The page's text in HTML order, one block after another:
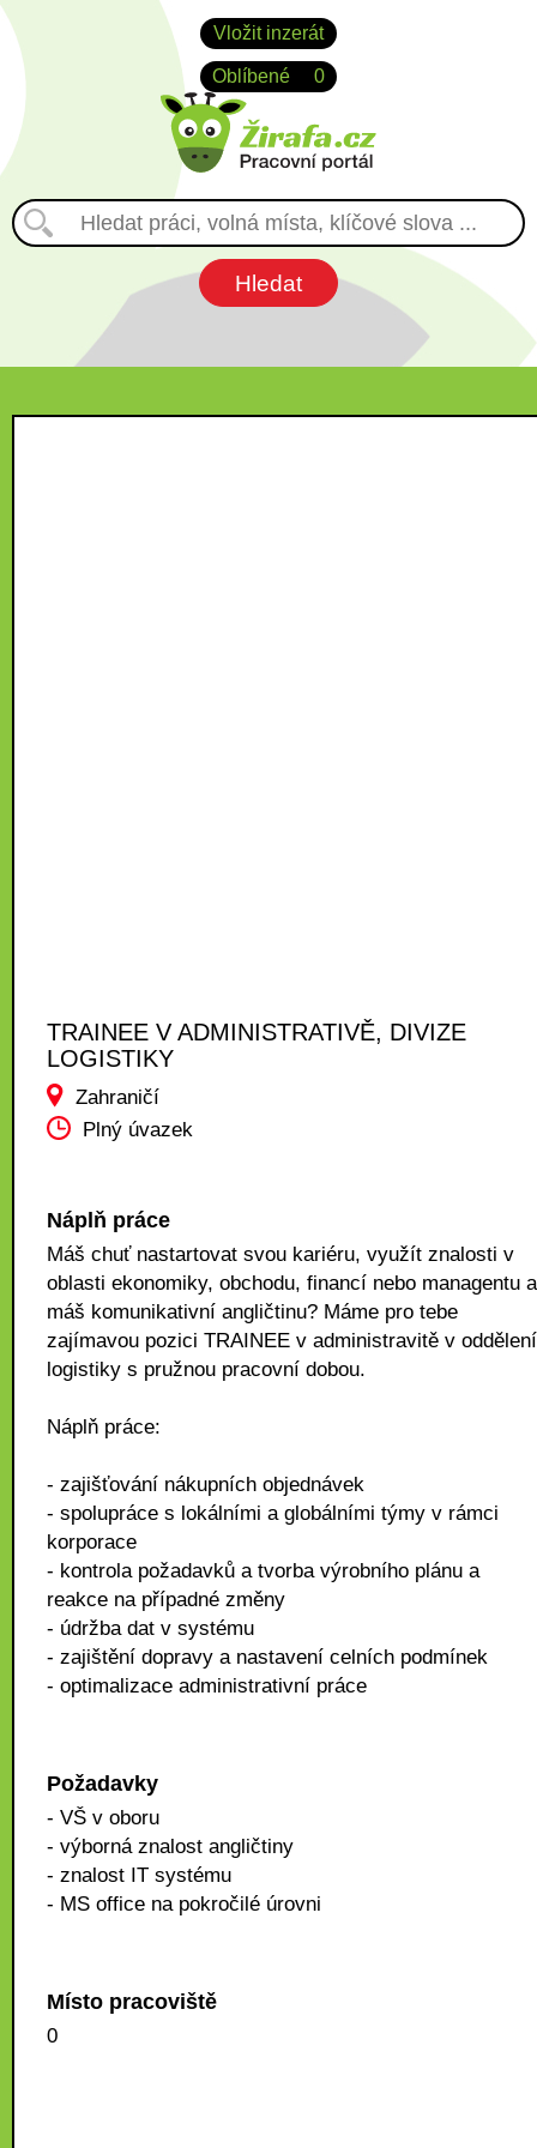
Vložit inzerát
Oblíbené 0
TRAINEE V ADMINISTRATIVĚ, DIVIZE
LOGISTIKY
Zahraničí
Plný úvazek
Náplň práce
Máš chuť nastartovat svou kariéru, využít znalosti v
oblasti ekonomiky, obchodu, financí nebo managentu a
máš komunikativní angličtinu? Máme pro tebe
zajímavou pozici TRAINEE v administravitě v oddělení
logistiky s pružnou pracovní dobou.
Náplň práce:
- zajišťování nákupních objednávek
- spolupráce s lokálními a globálními týmy v rámci
korporace
- kontrola požadavků a tvorba výrobního plánu a
reakce na případné změny
- údržba dat v systému
- zajištění dopravy a nastavení celních podmínek
- optimalizace administrativní práce
Požadavky
- VŠ v oboru
- výborná znalost angličtiny
- znalost IT systému
- MS office na pokročilé úrovni
Místo pracoviště
0